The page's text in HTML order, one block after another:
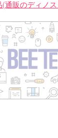
通販のディノ